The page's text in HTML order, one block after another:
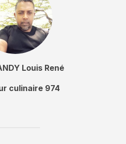
Louis René
culinaire 974